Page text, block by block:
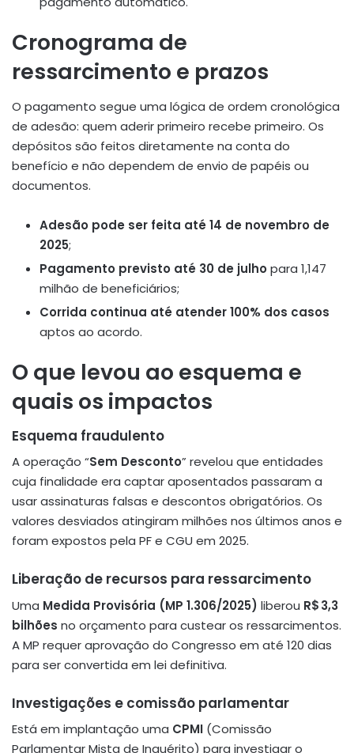
Cronograma de
ressarcimento e prazos
O pagamento segue uma lógica de ordem cronológica
de adesão: quem aderir primeiro recebe primeiro. Os
depósitos são feitos diretamente na conta do
benefício e não dependem de envio de papéis ou
documentos.
Adesão pode ser feita até 14 de novembro de
2025;
Pagamento previsto até 30 de julho para 1,147
milhão de beneficiários;
Corrida continua até atender 100% dos casos
aptos ao acordo.
O que levou ao esquema e
quais os impactos
Esquema fraudulento
A operação “Sem Desconto” revelou que entidades
cuja finalidade era captar aposentados passaram a
usar assinaturas falsas e descontos obrigatórios. Os
valores desviados atingiram milhões nos últimos anos e
foram expostos pela PF e CGU em 2025.
Liberação de recursos para ressarcimento
Uma Medida Provisória (MP 1.306/2025) liberou R$ 3,3
bilhões no orçamento para custear os ressarcimentos.
A MP requer aprovação do Congresso em até 120 dias
para ser convertida em lei definitiva.
Investigações e comissão parlamentar
Está em implantação uma CPMI (Comissão
Parlamentar Mista de Inquérito) para investigar o